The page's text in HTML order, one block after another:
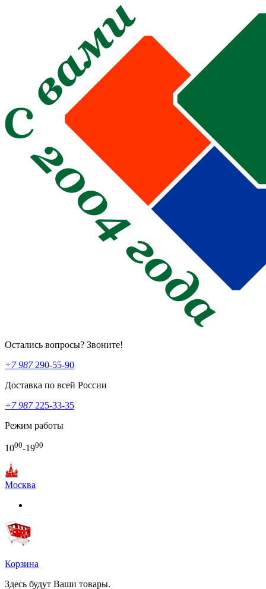
Остались вопросы? Звоните!
+7 987290-55-90
Доставка по всей России
+7 987225-33-35
Режим работы
1000-1900
Москва
Корзина
Здесь будут Ваши товары.